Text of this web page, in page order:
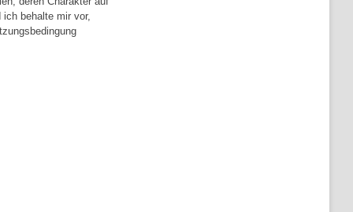
behalte mir vor,